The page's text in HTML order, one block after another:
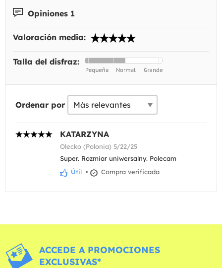
Opiniones 1
Valoración media:
Talla del disfraz:
Ordenar por
KATARZYNA
Olecko (Polonia) 5/22/25
Super. Rozmiar uniwersalny. Polecam
Útil • Compra verificada
ACCEDE A PROMOCIONES
EXCLUSIVAS*